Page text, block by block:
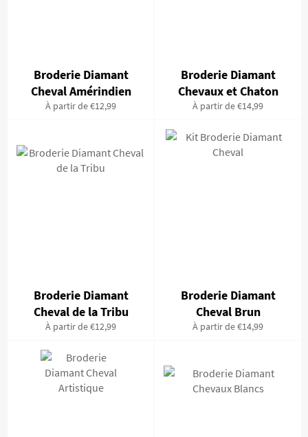
Broderie Diamant
Cheval Amérindien
À partir de €12,99
Broderie Diamant
Chevaux et Chaton
À partir de €14,99
Broderie Diamant
Cheval de la Tribu
À partir de €12,99
Broderie Diamant
Cheval Brun
À partir de €14,99